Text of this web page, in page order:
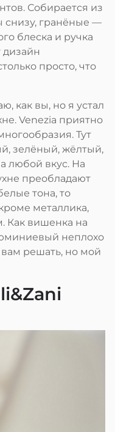
Собирается из
снизу, гранёные —
блеска и ручка
дизайн
просто, что
как вы, но я устал
Venezia приятно
Тут
зелёный, жёлтый,
любой вкус. На
преобладают
тона, то
металлика,
Как вишенка на
неплохо
решать, но мой